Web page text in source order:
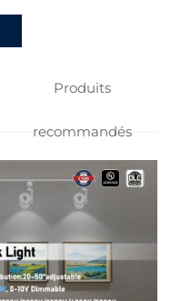
Produits
recommandés